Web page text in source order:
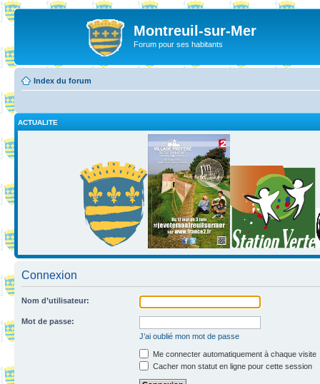
Montreuil-sur-Mer
Forum pour ses habitants
Index du forum
ACTUALITE
Connexion
Nom d’utilisateur:
Mot de passe:
J’ai oublié mon mot de passe
Me connecter automatiquement à chaque visite
Cacher mon statut en ligne pour cette session